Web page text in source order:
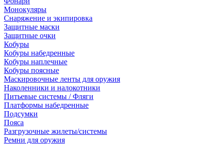
Монокуляры
Снаряжение и экипировка
Защитные маски
Защитные очки
Кобуры
Кобуры набедренные
Кобуры наплечные
Кобуры поясные
Маскировочные ленты для оружия
Наколенники и налокотники
Питьевые системы / Фляги
Платформы набедренные
Подсумки
Пояса
Разгрузочные жилеты/системы
Ремни для оружия